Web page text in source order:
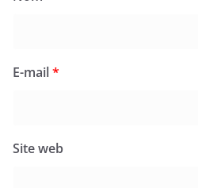
E-mail*
Site web